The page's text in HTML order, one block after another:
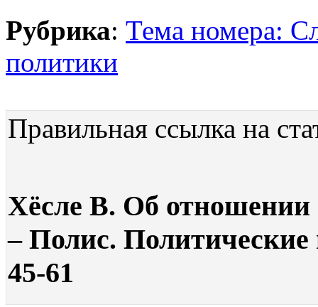
Рубрика: Тема номера:
политики
Правильная ссылка на
Хёсле В. Об
– Полис.
45-61